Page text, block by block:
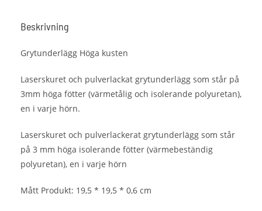
Beskrivning
Grytunderlägg Höga kusten
Laserskuret och pulverlackat grytunderlägg som står på
3mm höga fötter (värmetålig och isolerande polyuretan),
en i varje hörn.
Laserskuret och pulverlackerat grytunderlägg som står
på 3 mm höga isolerande fötter (värmebeständig
polyuretan), en i varje hörn
Mått Produkt: 19,5 * 19,5 * 0,6 cm